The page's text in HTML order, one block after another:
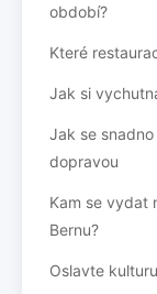
období?
Které
Jak si
Jak se
dopravou
Kam se vydat
Bernu?
Oslavte